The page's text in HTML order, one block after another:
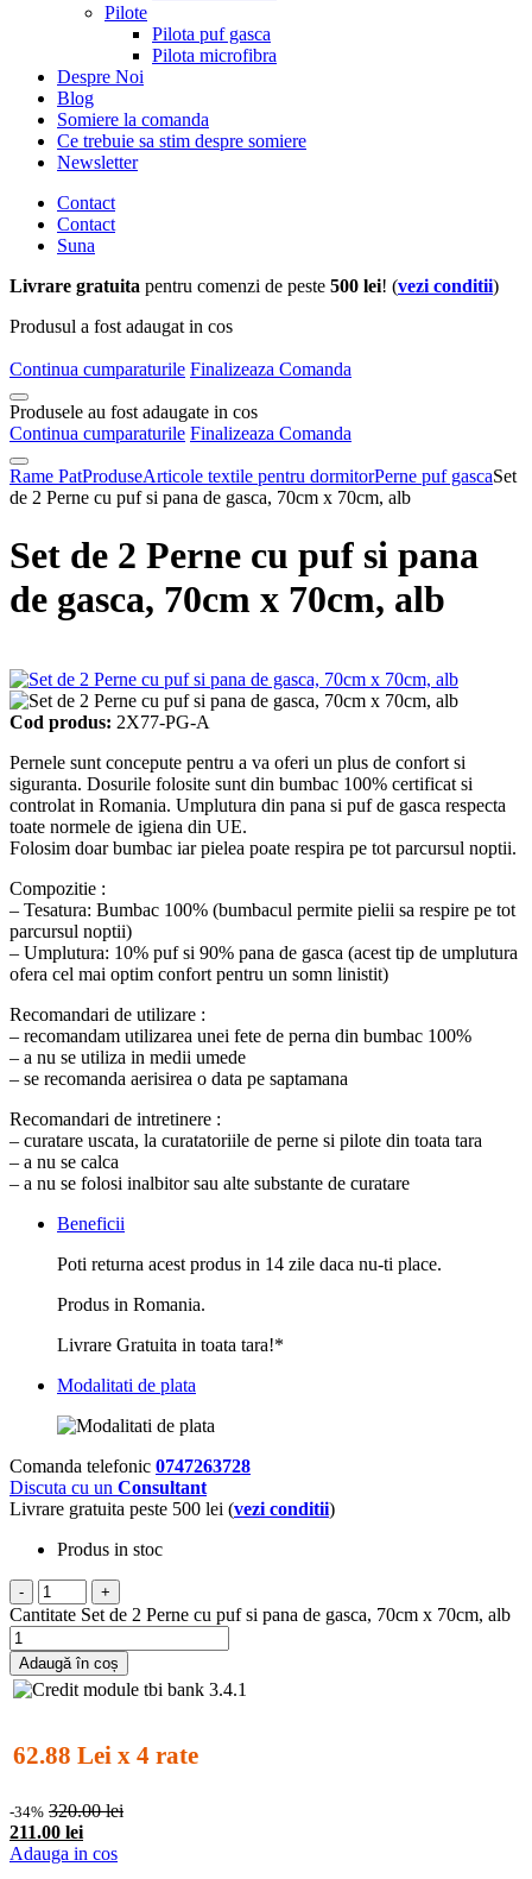
Pilote
Pilota puf gasca
Pilota microfibra
Despre Noi
Blog
Somiere la comanda
Ce trebuie sa stim despre somiere
Newsletter
Contact
Contact
Suna
Livrare gratuita pentru comenzi de peste 500 lei! (vezi conditii)
Produsul a fost adaugat in cos
Continua cumparaturile Finalizeaza Comanda
Produsele au fost adaugate in cos
Continua cumparaturile Finalizeaza Comanda
Rame PatProduseArticole textile pentru dormitorPerne puf gascaSet
de 2 Perne cu puf si pana de gasca, 70cm x 70cm, alb
Set de 2 Perne cu puf si pana
de gasca, 70cm x 70cm, alb
Cod produs: 2X77-PG-A
Pernele sunt concepute pentru a va oferi un plus de confort si
siguranta. Dosurile folosite sunt din bumbac 100% certificat si
controlat in Romania. Umplutura din pana si puf de gasca respecta
toate normele de igiena din UE.
Folosim doar bumbac iar pielea poate respira pe tot parcursul noptii.
Compozitie :
– Tesatura: Bumbac 100% (bumbacul permite pielii sa respire pe tot
parcursul noptii)
– Umplutura: 10% puf si 90% pana de gasca (acest tip de umplutura
ofera cel mai optim confort pentru un somn linistit)
Recomandari de utilizare :
– recomandam utilizarea unei fete de perna din bumbac 100%
– a nu se utiliza in medii umede
– se recomanda aerisirea o data pe saptamana
Recomandari de intretinere :
– curatare uscata, la curatatoriile de perne si pilote din toata tara
– a nu se calca
– a nu se folosi inalbitor sau alte substante de curatare
Beneficii
Poti returna acest produs in 14 zile daca nu-ti place.
Produs in Romania.
Livrare Gratuita in toata tara!*
Modalitati de plata
Comanda telefonic 0747263728
Discuta cu un Consultant
Livrare gratuita peste 500 lei (vezi conditii)
Produs in stoc
- +
Cantitate Set de 2 Perne cu puf si pana de gasca, 70cm x 70cm, alb
Adaugă în coș
62.88 Lei x 4 rate
-34% 320.00 lei
211.00 lei
Adauga in cos